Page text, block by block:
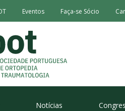
Eventos Faça-se Sócio
Notícias